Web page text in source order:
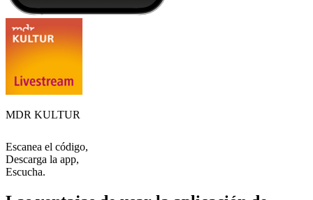
MDR KULTUR
Escanea el código,
Descarga la app,
Escucha.